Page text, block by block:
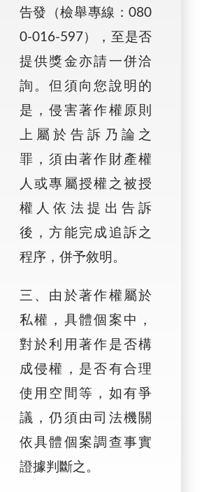
告發（檢舉專線：080
0-016-597），至是否
提供獎金亦請一併洽
詢。但須向您說明的
是，侵害著作權原則
上屬於告訴乃論之
罪，須由著作財產權
人或專屬授權之被授
權人依法提出告訴
後，方能完成追訴之
程序，併予敘明。
三、由於著作權屬於
私權，具體個案中，
對於利用著作是否構
成侵權，是否有合理
使用空間等，如有爭
議，仍須由司法機關
依具體個案調查事實
證據判斷之。